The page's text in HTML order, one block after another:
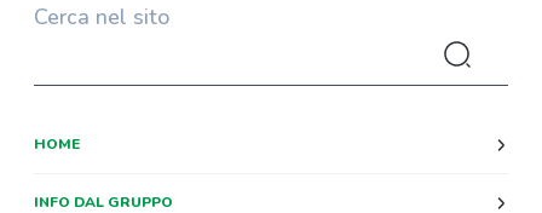
Cerca nel sito
HOME
INFO DAL GRUPPO